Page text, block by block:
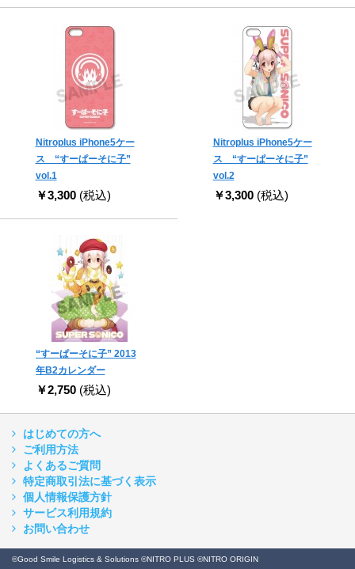
Nitroplus iPhone5ケー
ス “すーぱーそに子”
vol.1
￥3,300 (税込)
Nitroplus iPhone5ケー
ス “すーぱーそに子”
vol.2
￥3,300 (税込)
“すーぱーそに子” 2013
年B2カレンダー
￥2,750 (税込)
はじめての方へ
ご利用方法
よくあるご質問
特定商取引法に基づく表示
個人情報保護方針
サービス利用規約
お問い合わせ
©Good Smile Logistics & Solutions ©NITRO PLUS ©NITRO ORIGIN